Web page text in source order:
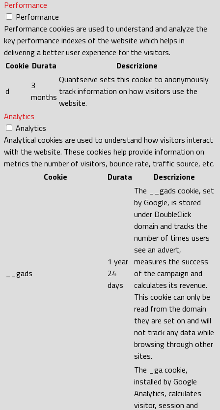
Performance
Performance
Performance cookies are used to understand and analyze the
key performance indexes of the website which helps in
delivering a better user experience for the visitors.
Cookie Durata Descrizione
d
3
months
Quantserve sets this cookie to anonymously
track information on how visitors use the
website.
Analytics
Analytics
Analytical cookies are used to understand how visitors interact
with the website. These cookies help provide information on
metrics the number of visitors, bounce rate, traffic source, etc.
Cookie
Durata Descrizione
__gads
1 year
24
days
The __gads cookie, set
by Google, is stored
under DoubleClick
domain and tracks the
number of times users
see an advert,
measures the success
of the campaign and
calculates its revenue.
This cookie can only be
read from the domain
they are set on and will
not track any data while
browsing through other
sites.
The _ga cookie,
installed by Google
Analytics, calculates
visitor, session and